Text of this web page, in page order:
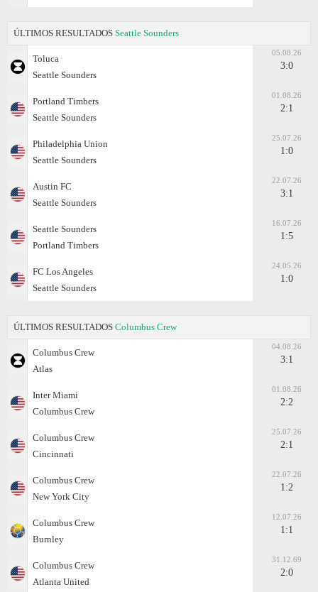
ÚLTIMOS RESULTADOS Seattle Sounders
Toluca
Seattle Sounders
05.08.26
3:0
Portland Timbers
Seattle Sounders
01.08.26
2:1
Philadelphia Union
Seattle Sounders
25.07.26
1:0
Austin FC
Seattle Sounders
22.07.26
3:1
Seattle Sounders
Portland Timbers
16.07.26
1:5
FC Los Angeles
Seattle Sounders
24.05.26
1:0
ÚLTIMOS RESULTADOS Columbus Crew
Columbus Crew
Atlas
04.08.26
3:1
Inter Miami
Columbus Crew
01.08.26
2:2
Columbus Crew
Cincinnati
25.07.26
2:1
Columbus Crew
New York City
22.07.26
1:2
Columbus Crew
Burnley
12.07.26
1:1
Columbus Crew
Atlanta United
31.12.69
2:0